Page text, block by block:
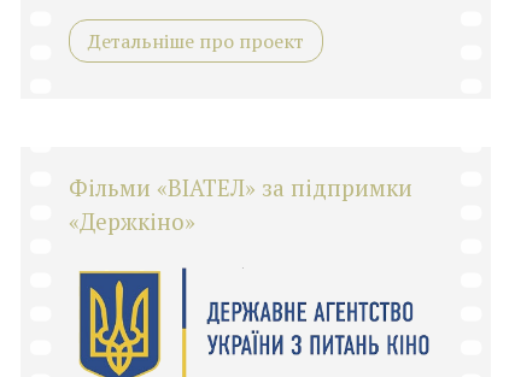
Детальніше про проект
Фільми «ВІАТЕЛ» за підпримки
«Держкіно»